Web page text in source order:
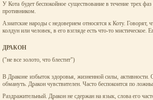
У Кота будет беспокойное существование в течение трех
противником.
Азиатские народы с недоверием относятся к Коту.
колдун или человек, в его взгляде есть что-то
ДРАКОН
("не все золото, что блестит")
В Драконе избыток здоровья, жизненной силы,
обмануть. Дракон чувствителен. Часто беспокоится по
Раздражительный. Дракон не сдержан на язык, слова его